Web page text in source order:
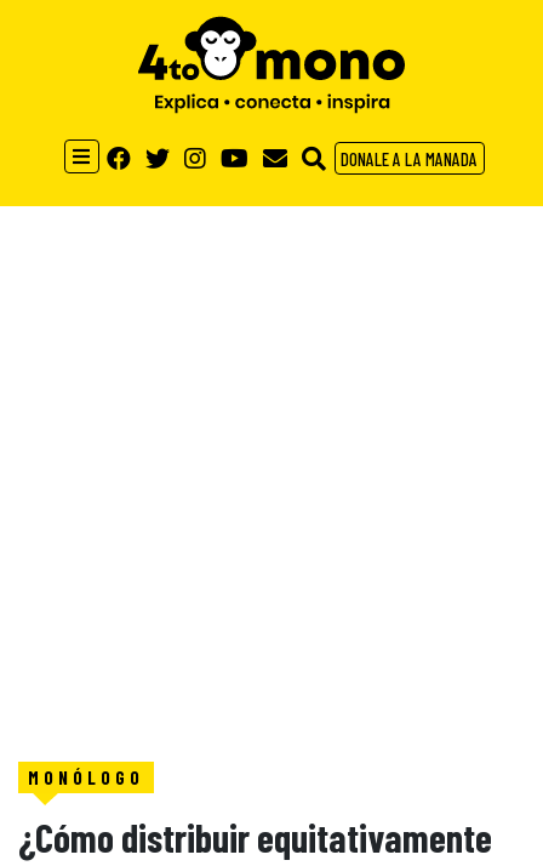
DONALE A LA MANADA
MONÓLOGO
¿Cómo distribuir equitativamente